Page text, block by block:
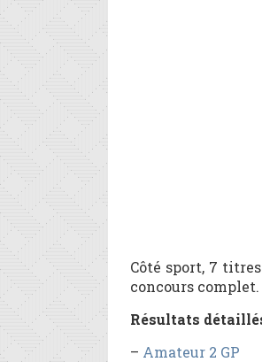
Côté sport, 7
concours complet.
Résultats
– Amateur 2 GP